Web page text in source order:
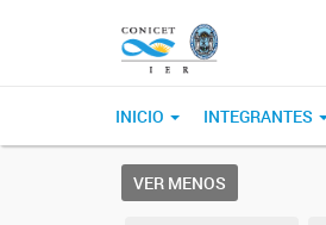
INICIO INTEGRANTES
VER MENOS